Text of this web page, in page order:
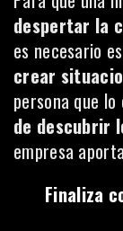
despertar la
es necesario
crear
persona que
de descubrir
empresa
Finaliza